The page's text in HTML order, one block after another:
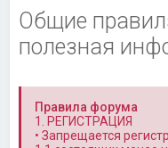
Общие
полезная
Правила форума
1. РЕГИСТРАЦИЯ
• Запрещается